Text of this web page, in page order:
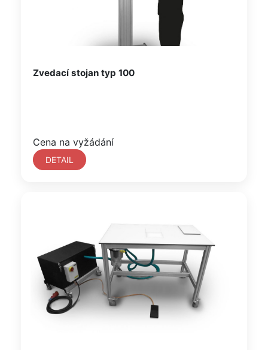
Zvedací stojan typ 100
Cena na vyžádání
DETAIL